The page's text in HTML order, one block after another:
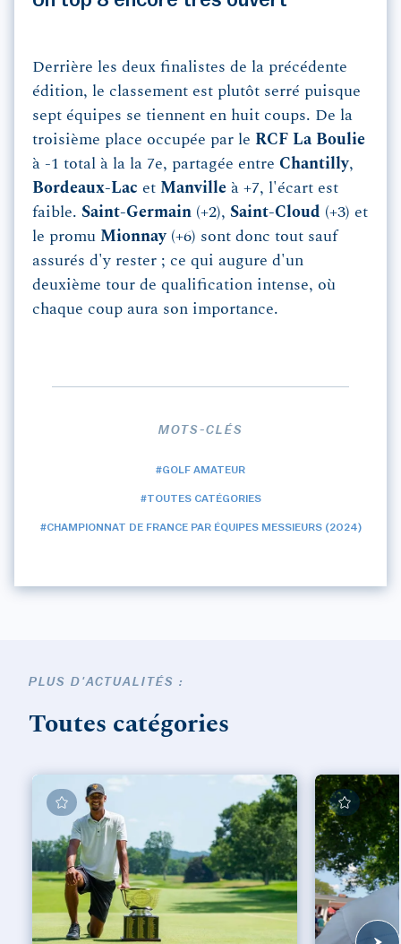
Derrière les deux finalistes de la précédente
édition, le classement est plutôt serré puisque
sept équipes se tiennent en huit coups. De la
troisième place occupée par le
RCF La Boulie
à -1 total à la la 7e, partagée entre Chantilly,
Bordeaux-Lac et Manville à +7, l'écart est
faible. Saint-Germain (+2), Saint-Cloud (+3) et
le promu Mionnay(+6) sont donc tout sauf
assurés d'y rester ; ce qui augure d'un
deuxième tour de qualification intense, où
chaque coup aura son importance.
MOTS-CLÉS
#GOLF AMATEUR
#TOUTES CATÉGORIES
#CHAMPIONNAT DE FRANCE PAR ÉQUIPES MESSIEURS (2024)
PLUS D'ACTUALITÉS :
Toutes catégories